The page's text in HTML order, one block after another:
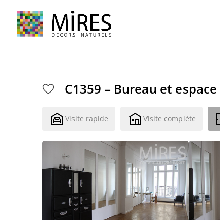
C1359 – Bureau et espace
Visite rapide Visite complète